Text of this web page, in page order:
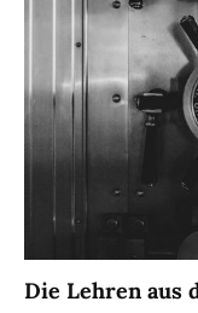
Die Lehren aus